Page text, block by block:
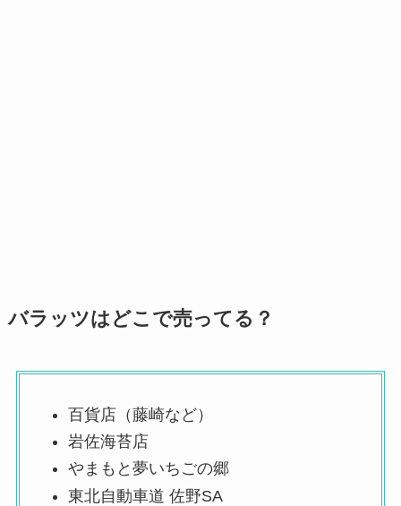
バラッツはどこで売ってる？
百貨店（藤崎など）
岩佐海苔店
やまもと夢いちごの郷
東北自動車道 佐野SA